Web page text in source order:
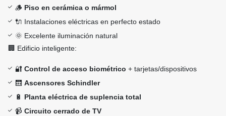
🪵 Piso en cerámica o mármol
🔌 Instalaciones eléctricas en perfecto estado
🌞 Excelente iluminación natural
🏢 Edificio inteligente:
🔐 Control de acceso biométrico + tarjetas/dispositivos
🛗 Ascensores Schindler
🔋 Planta eléctrica de suplencia total
📹 Circuito cerrado de TV